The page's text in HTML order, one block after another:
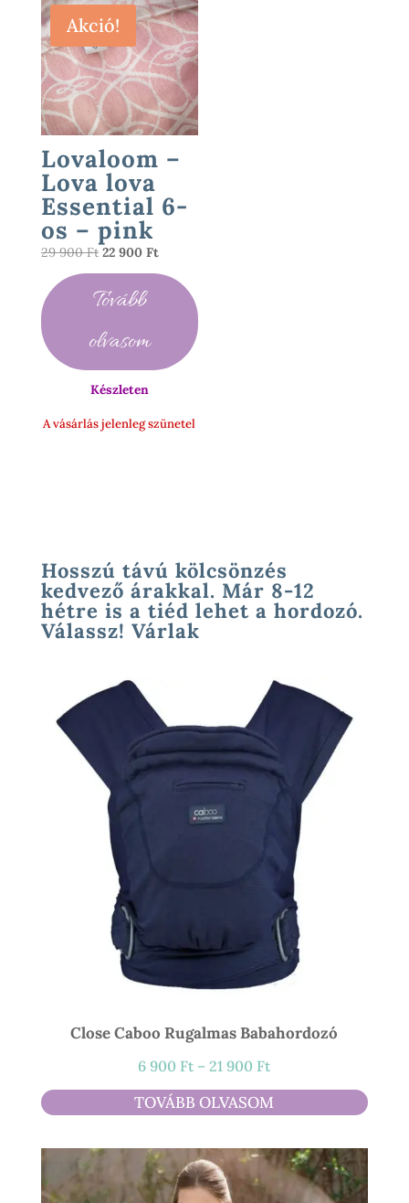
Akció!
Lovaloom –
Lova lova
Essential 6-
os – pink
29 900Ft Original
price
was:
900 Ft.
22 900 FtCurrent
price
900 Ft.
Tovább
olvasom
Készleten
A vásárlás jelenleg szünetel
Hosszú távú kölcsönzés
kedvező árakkal. Már 8-12
hétre is a tiéd lehet a hordozó.
Válassz! Várlak
Close Caboo Rugalmas Babahordozó
6 900 Ft – 21 900 FtÁrtartomány:
6
900 Ft
21
900 Ft
TOVÁBB OLVASOM